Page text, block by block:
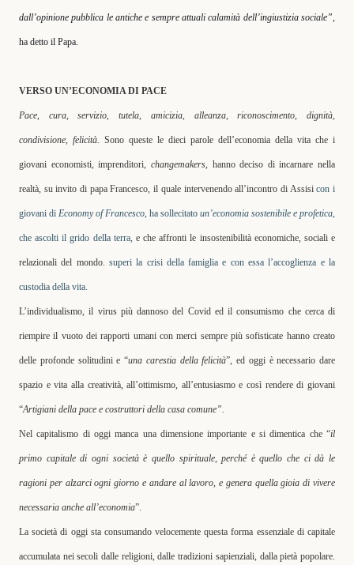
dall’opinione pubblica le antiche e sempre attuali calamità dell’ingiustizia sociale”,
ha detto il Papa.
VERSO UN’ECONOMIA DI PACE
Pace, cura, servizio, tutela, amicizia, alleanza, riconoscimento, dignità,
condivisione, felicità. Sono queste le dieci parole dell’economia della vita che i
giovani economisti, imprenditori, changemakers, hanno deciso di incarnare nella
realtà, su invito di papa Francesco, il qualeintervenendo all’incontro di Assisicon i
giovani di Economy of Francesco , ha sollecitato un’economia sostenibile e profetica,
che ascolti il grido della terra, e che affronti le insostenibilità economiche, sociali e
relazionali del mondo. superi la crisi della famiglia e con essa l’accoglienza e la
custodia della vita.
L’individualismo, il virus più dannoso del Covid ed il consumismo che cerca di
riempire il vuoto dei rapporti umani con merci sempre più sofisticate hanno creato
delle profonde solitudini e “una carestia della felicità”, ed oggi è necessario dare
spazio e vita allacreatività, all’ottimismo, all’entusiasmo e così rendere di giovani
“Artigiani della pace e costruttori della casa comune”.
Nel capitalismo di oggi manca una dimensione importante e si dimentica che “il
primo capitale di ogni società è quello spirituale, perché è quello che ci dà le
ragioni per alzarci ogni giorno e andare al lavoro, e genera quella gioia di vivere
necessaria anche all’economia”.
La società di oggi sta consumando velocemente questa forma essenziale di capitale
accumulata nei secoli dalle religioni, dalle tradizioni sapienziali, dalla pietà popolare.